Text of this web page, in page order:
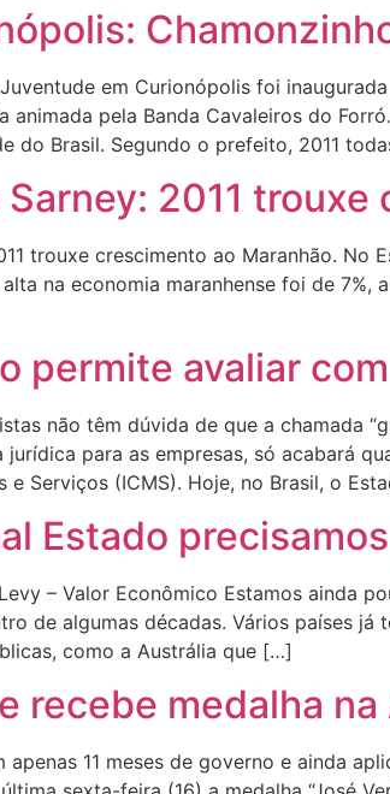
em Curionópolis foi
animada pela Banda Cavaleiros do
do Brasil. Segundo o prefeito, 2011
2011
trouxe crescimento ao Maranhão. No
na economia maranhense foi de 7%,
permite avaliar
não têm dúvida de que a chamada
jurídica para as empresas, só acabará
e Serviços (ICMS). Hoje, no Brasil, o
Estado
– Valor Econômico Estamos ainda
de algumas décadas. Vários países
como a Austrália que […]
recebe medalha
apenas 11 meses de governo e ainda